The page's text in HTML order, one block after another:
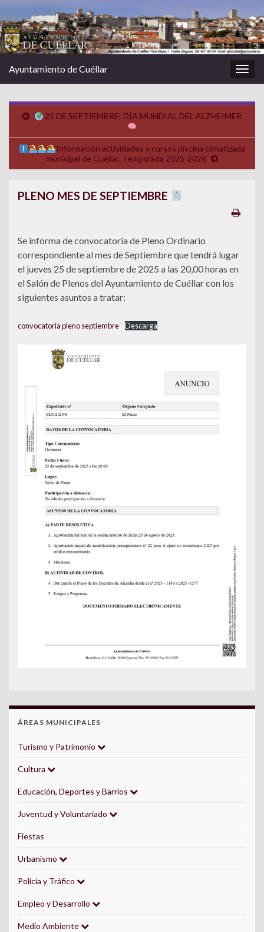
la
Ayuntamiento de Cuéllar
21 DE SEPTIEMBRE: DÍA MUNDIAL DEL ALZHEIMER
Información actividades y cursos piscina climatizada
municipal de Cuéllar. Temporada 2025-2026
PLENO MES DE SEPTIEMBRE
Se informa de convocatoria de Pleno Ordinario
correspondiente al mes de Septiembre que tendrá lugar
el jueves 25 de septiembre de 2025 a las 20,00 horas en
el Salón de Plenos del Ayuntamiento de Cuéllar con los
siguientes asuntos a tratar:
convocatoria pleno septiembre Descarga
ÁREAS MUNICIPALES
Turismo y Patrimonio
Cultura
Educación, Deportes y Barrios
Juventud y Voluntariado
Fiestas
Urbanismo
Policía y Tráfico
Empleo y Desarrollo
Medio Ambiente